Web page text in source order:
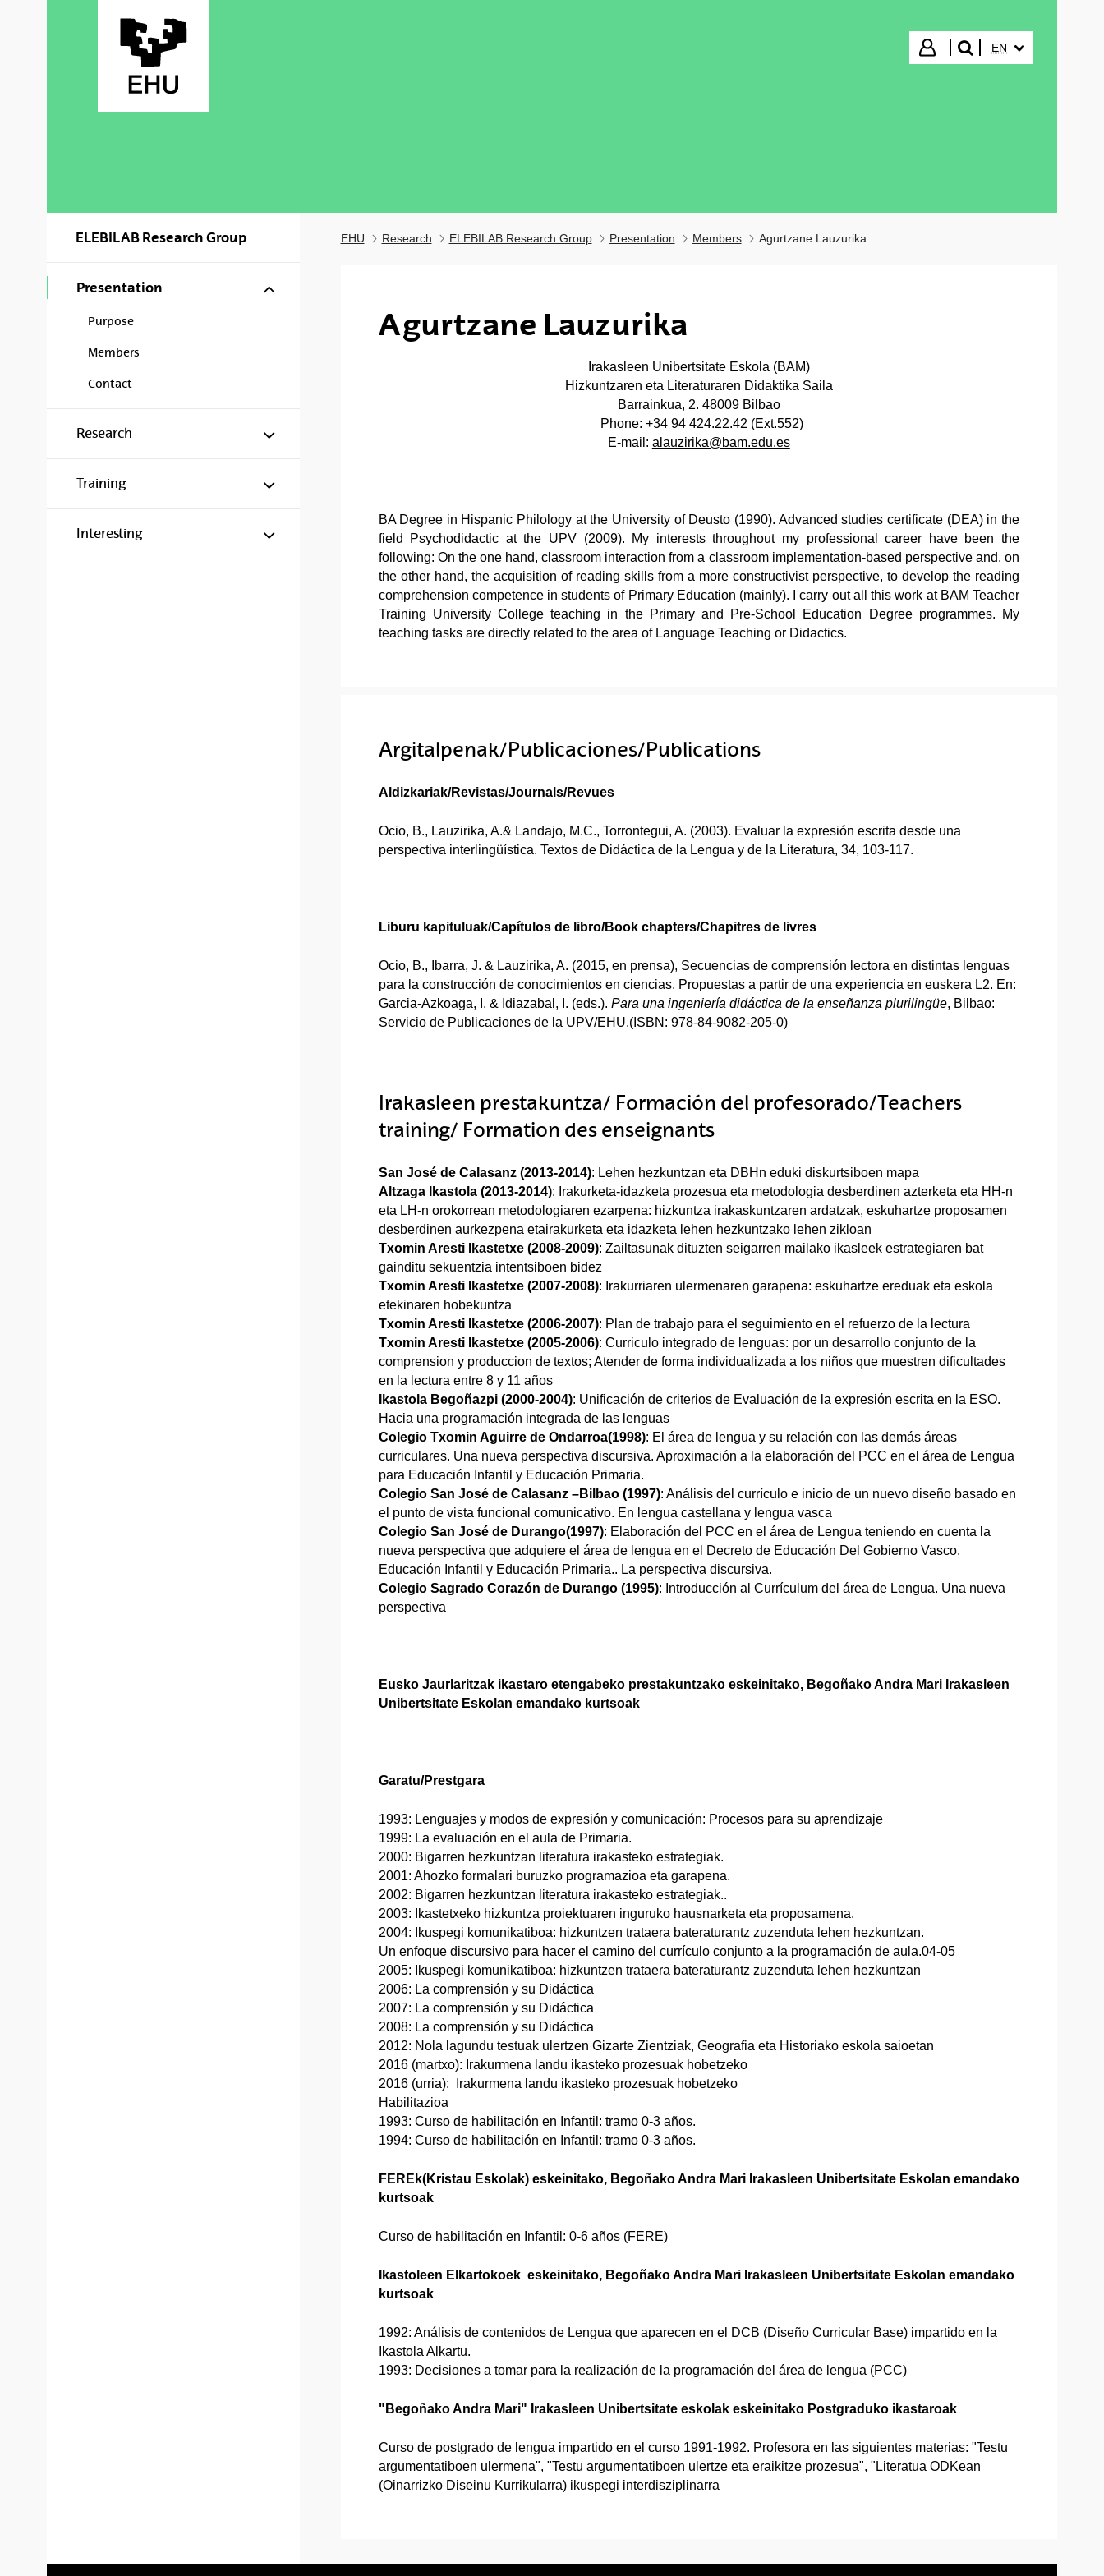
Login
search"
EN
ELEBILAB Research Group
Presentation Show/hide subpages
Purpose
Members
Contact
Research Show/hide subpages
Training Show/hide subpages
Interesting Show/hide subpages
EHU Research ELEBILAB Research Group Presentation Members Agurtzane Lauzurika
Agurtzane Lauzurika
Irakasleen Unibertsitate Eskola (BAM)
Hizkuntzaren eta Literaturaren Didaktika Saila
Barrainkua, 2. 48009 Bilbao
Phone: +34 94 424.22.42 (Ext.552)
E-mail: alauzirika@bam.edu.es
BA Degree in Hispanic Philology at the University of Deusto (1990). Advanced studies certificate (DEA) in the
field Psychodidactic at the UPV (2009). My interests throughout my professional career have been the
following: On the one hand, classroom interaction from a classroom implementation-based perspective and, on
the other hand, the acquisition of reading skills from a more constructivist perspective, to develop the reading
comprehension competence in students of Primary Education (mainly). I carry out all this work at BAM Teacher
Training University College teaching in the Primary and Pre-School Education Degree programmes. My
teaching tasks are directly related to the area of Language Teaching or Didactics.
Argitalpenak/Publicaciones/Publications
Aldizkariak/Revistas/Journals/Revues
Ocio, B., Lauzirika, A.& Landajo, M.C., Torrontegui, A. (2003). Evaluar la expresión escrita desde una
perspectiva interlingüística. Textos de Didáctica de la Lengua y de la Literatura, 34, 103-117.
Liburu kapituluak/Capítulos de libro/Book chapters/Chapitres de livres
Ocio, B., Ibarra, J. & Lauzirika, A. (2015, en prensa), Secuencias de comprensión lectora en distintas lenguas
para la construcción de conocimientos en ciencias. Propuestas a partir de una experiencia en euskera L2. En:
Garcia-Azkoaga, I. & Idiazabal, I. (eds.). Para una ingeniería didáctica de la enseñanza plurilingüe, Bilbao:
Servicio de Publicaciones de la UPV/EHU.(ISBN: 978-84-9082-205-0)
Irakasleen prestakuntza/ Formación del profesorado/Teachers
training/ Formation des enseignants
San José de Calasanz (2013-2014): Lehen hezkuntzan eta DBHn eduki diskurtsiboen mapa
Altzaga Ikastola (2013-2014): Irakurketa-idazketa prozesua eta metodologia desberdinen azterketa eta HH-n
eta LH-n orokorrean metodologiaren ezarpena: hizkuntza irakaskuntzaren ardatzak, eskuhartze proposamen
desberdinen aurkezpena etairakurketa eta idazketa lehen hezkuntzako lehen zikloan
Txomin Aresti Ikastetxe (2008-2009): Zailtasunak dituzten seigarren mailako ikasleek estrategiaren bat
gainditu sekuentzia intentsiboen bidez
Txomin Aresti Ikastetxe (2007-2008): Irakurriaren ulermenaren garapena: eskuhartze ereduak eta eskola
etekinaren hobekuntza
Txomin Aresti Ikastetxe (2006-2007): Plan de trabajo para el seguimiento en el refuerzo de la lectura
Txomin Aresti Ikastetxe (2005-2006): Curriculo integrado de lenguas: por un desarrollo conjunto de la
comprension y produccion de textos; Atender de forma individualizada a los niños que muestren dificultades
en la lectura entre 8 y 11 años
Ikastola Begoñazpi (2000-2004): Unificación de criterios de Evaluación de la expresión escrita en la ESO.
Hacia una programación integrada de las lenguas
Colegio Txomin Aguirre de Ondarroa(1998): El área de lengua y su relación con las demás áreas
curriculares. Una nueva perspectiva discursiva. Aproximación a la elaboración del PCC en el área de Lengua
para Educación Infantil y Educación Primaria.
Colegio San José de Calasanz –Bilbao (1997): Análisis del currículo e inicio de un nuevo diseño basado en
el punto de vista funcional comunicativo. En lengua castellana y lengua vasca
Colegio San José de Durango(1997): Elaboración del PCC en el área de Lengua teniendo en cuenta la
nueva perspectiva que adquiere el área de lengua en el Decreto de Educación Del Gobierno Vasco.
Educación Infantil y Educación Primaria.. La perspectiva discursiva.
Colegio Sagrado Corazón de Durango (1995): Introducción al Currículum del área de Lengua. Una nueva
perspectiva
Eusko Jaurlaritzak ikastaro etengabeko prestakuntzako eskeinitako, Begoñako Andra Mari Irakasleen
Unibertsitate Eskolan emandako kurtsoak
Garatu/Prestgara
1993: Lenguajes y modos de expresión y comunicación: Procesos para su aprendizaje
1999: La evaluación en el aula de Primaria.
2000: Bigarren hezkuntzan literatura irakasteko estrategiak.
2001: Ahozko formalari buruzko programazioa eta garapena.
2002: Bigarren hezkuntzan literatura irakasteko estrategiak..
2003: Ikastetxeko hizkuntza proiektuaren inguruko hausnarketa eta proposamena.
2004: Ikuspegi komunikatiboa: hizkuntzen trataera bateraturantz zuzenduta lehen hezkuntzan.
Un enfoque discursivo para hacer el camino del currículo conjunto a la programación de aula.04-05
2005: Ikuspegi komunikatiboa: hizkuntzen trataera bateraturantz zuzenduta lehen hezkuntzan
2006: La comprensión y su Didáctica
2007: La comprensión y su Didáctica
2008: La comprensión y su Didáctica
2012: Nola lagundu testuak ulertzen Gizarte Zientziak, Geografia eta Historiako eskola saioetan
2016 (martxo): Irakurmena landu ikasteko prozesuak hobetzeko
2016 (urria): Irakurmena landu ikasteko prozesuak hobetzeko
Habilitazioa
1993: Curso de habilitación en Infantil: tramo 0-3 años.
1994: Curso de habilitación en Infantil: tramo 0-3 años.
FEREk(Kristau Eskolak) eskeinitako, Begoñako Andra Mari Irakasleen Unibertsitate Eskolan emandako
kurtsoak
Curso de habilitación en Infantil: 0-6 años (FERE)
Ikastoleen Elkartokoek eskeinitako, Begoñako Andra Mari Irakasleen Unibertsitate Eskolan emandako
kurtsoak
1992: Análisis de contenidos de Lengua que aparecen en el DCB (Diseño Curricular Base) impartido en la
Ikastola Alkartu.
1993: Decisiones a tomar para la realización de la programación del área de lengua (PCC)
"Begoñako Andra Mari" Irakasleen Unibertsitate eskolak eskeinitako Postgraduko ikastaroak
Curso de postgrado de lengua impartido en el curso 1991-1992. Profesora en las siguientes materias: "Testu
argumentatiboen ulermena", "Testu argumentatiboen ulertze eta eraikitze prozesua", "Literatua ODKean
(Oinarrizko Diseinu Kurrikularra) ikuspegi interdisziplinarra